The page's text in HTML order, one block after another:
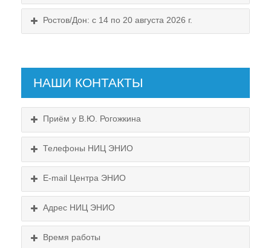
Схема проезда
Выходные:
Ростов/Дон: с 14 по 20 августа 2026 г.
Схема проезда
Выходные:
НАШИ КОНТАКТЫ
Приём у В.Ю. Рогожкина
Телефоны НИЦ ЭНИО
E-mail Центра ЭНИО
Адрес НИЦ ЭНИО
Время работы